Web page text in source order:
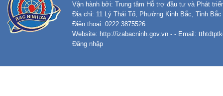
Vận hành bởi: Trung tâm Hỗ trợ đầu tư và Phát
Địa chỉ: 11 Lý Thái Tổ, Phường Kinh Bắc, Tỉnh Bắc
Điện thoại: 0222.3875526
Website: http://izabacninh.gov.vn - - Email:
Đăng nhập